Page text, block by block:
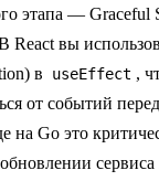
этапа — Graceful
React вы
в
useEffect ,
от событий
на Go это